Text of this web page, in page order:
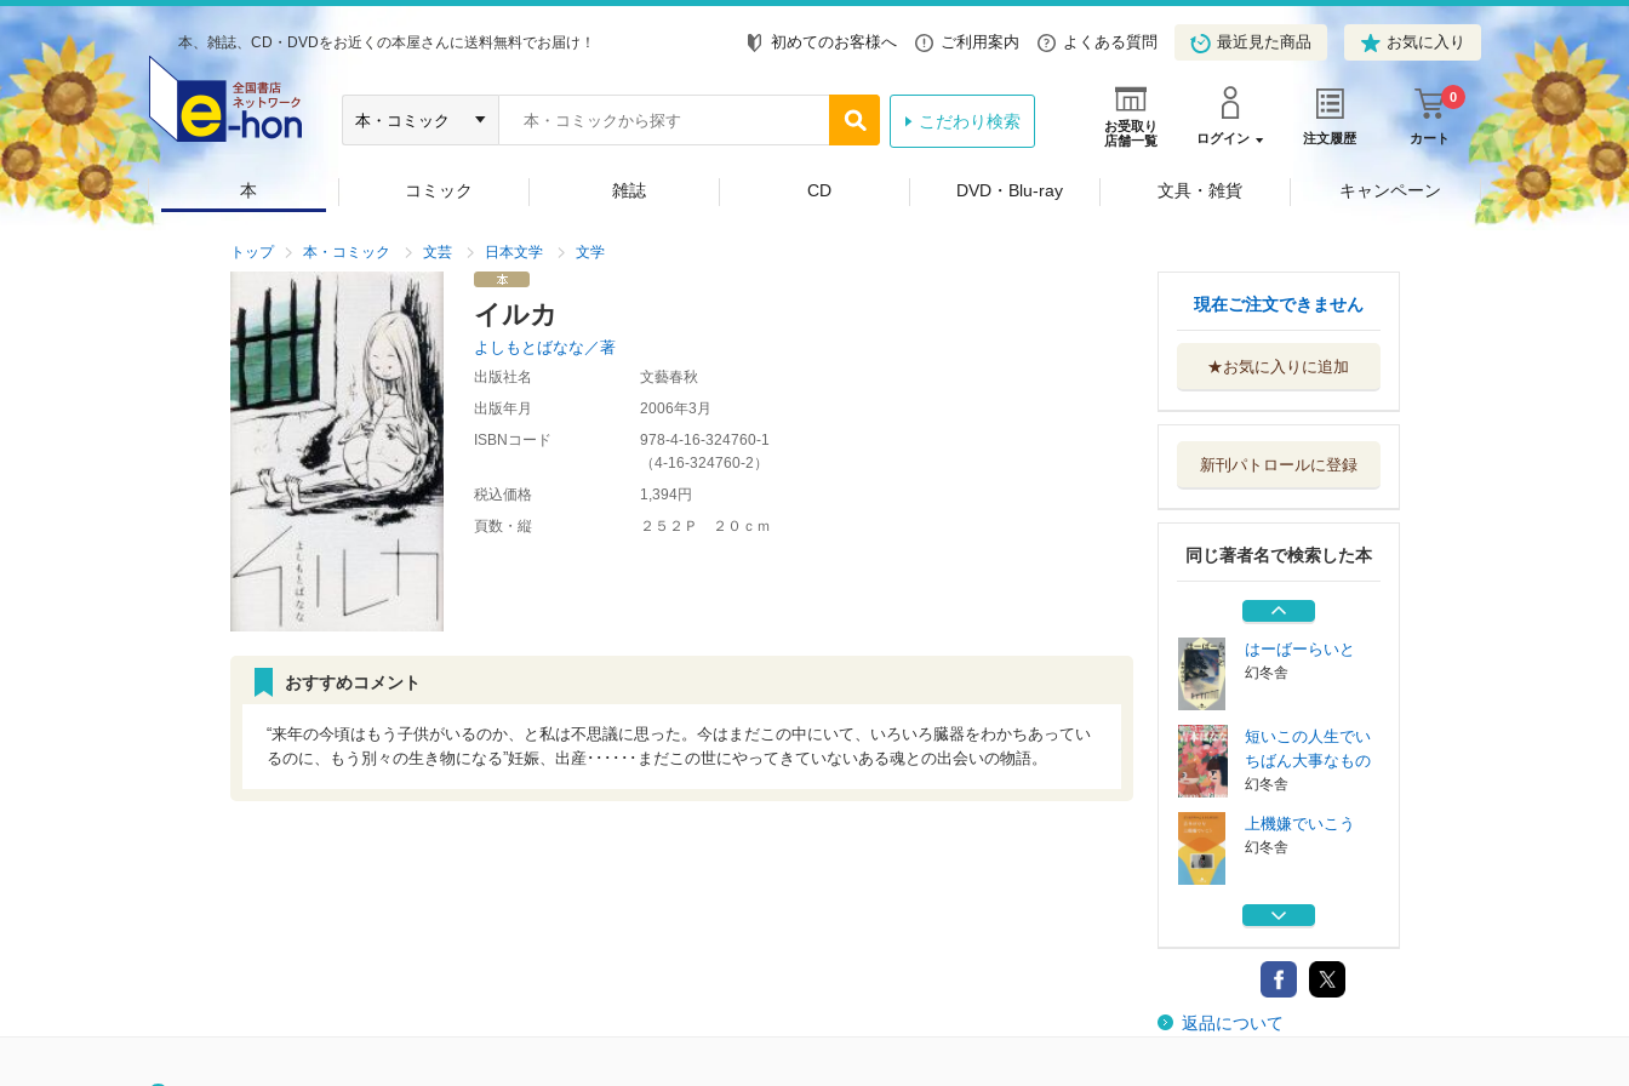
本、雑誌、CD・DVDをお近くの本屋さんに送料無料でお届け！ 初めてのお客様へ ご利用案内 よくある質問 最近見た商品 お気に入り
お受取り
店舗一覧
ログイン 注文履歴 カート
0
こだわり検索
本 コミック 雑誌 CD DVD・Blu-ray 文具・雑貨 キャンペーン
トップ 本・コミック 文芸 日本文学 文学
イルカ
よしもとばなな／著
出版社名
文藝春秋
出版年月
2006年3月
ISBNコード
978-4-16-324760-1
（4-16-324760-2 ）
税込価格
1,394円
頁数・縦
２５２Ｐ ２０ｃｍ
おすすめコメント
“来年の今頃はもう子供がいるのか、と私は不思議に思った。今はまだこの中にいて、いろいろ臓器をわかちあってい
るのに、もう別々の生き物になる”妊娠、出産･･････まだこの世にやってきていないある魂との出会いの物語。
現在ご注文できません
★お気に入りに追加
新刊パトロールに登録
同じ著者名で検索した本
上機嫌でいこう
幻冬舎
ＴＵＧＵＭＩ
旅人のように
幻冬舎
はーばーらいと
幻冬舎
短いこの人生でい
ちばん大事なもの
幻冬舎
上機嫌でいこう
幻冬舎
ＴＵＧＵＭＩ
旅人のように
幻冬舎
返品について